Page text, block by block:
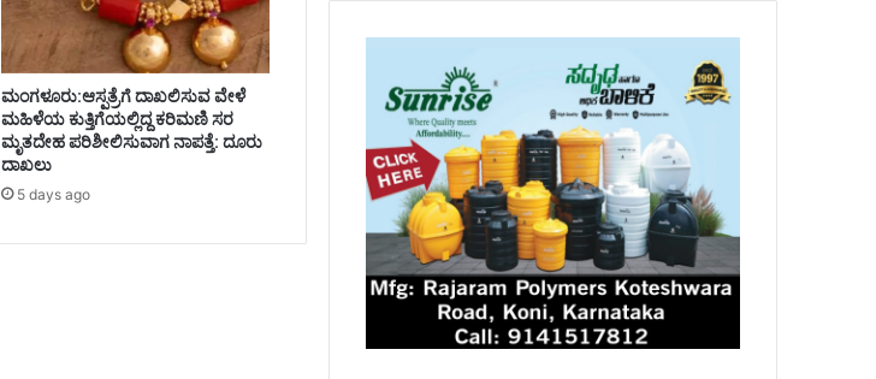
ಮಂಗಳೂರು:ಆಸ್ಪತ್ರೆಗೆ ದಾಖಲಿಸುವ ವೇಳೆ
ಮಹಿಳೆಯ ಕುತ್ತಿಗೆಯಲ್ಲಿದ್ದ ಕರಿಮಣಿ ಸರ
ಮೃತದೇಹ ಪರಿಶೀಲಿಸುವಾಗ ನಾಪತ್ತೆ: ದೂರು
ದಾಖಲು
5 days ago